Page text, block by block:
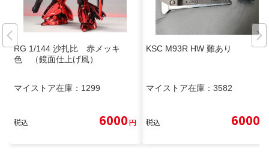
RG 1/144 沙扎比 赤メッキ
色 （鏡面仕上げ風）
マイストア在庫： 1299
税込 6000円
KSC M93R HW 難あり
マイストア在庫： 3582
税込 6000